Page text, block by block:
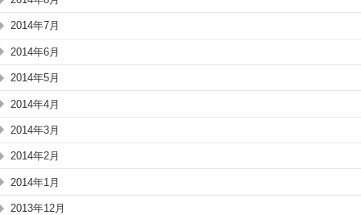
2014年7月
2014年6月
2014年5月
2014年4月
2014年3月
2014年2月
2014年1月
2013年12月